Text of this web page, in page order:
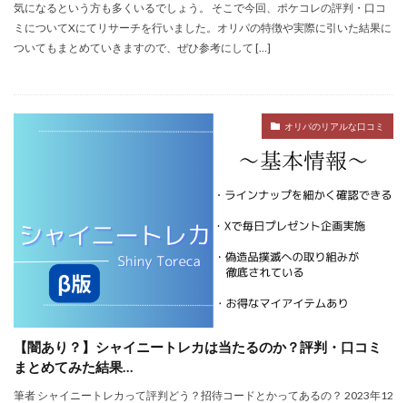
気になるという方も多くいるでしょう。 そこで今回、ポケコレの評判・口コ
ミについてXにてリサーチを行いました。オリパの特徴や実際に引いた結果に
ついてもまとめていきますので、ぜひ参考にして […]
オリパのリアルな口コミ
【闇あり？】シャイニートレカは当たるのか？評判・口コミ
まとめてみた結果…
筆者 シャイニートレカって評判どう？招待コードとかってあるの？ 2023年12